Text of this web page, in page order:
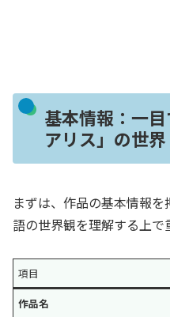
基本情報：一
アリス」の世界
まずは、作品の基本情報
語の世界観を理解する上で
項目
作品名